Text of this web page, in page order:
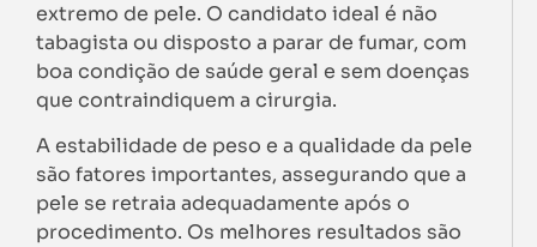
extremo de pele. O candidato ideal é não
tabagista ou disposto a parar de fumar, com
boa condição de saúde geral e sem doenças
que contraindiquem a cirurgia.
A estabilidade de peso e a qualidade da pele
são fatores importantes, assegurando que a
pele se retraia adequadamente após o
procedimento. Os melhores resultados são